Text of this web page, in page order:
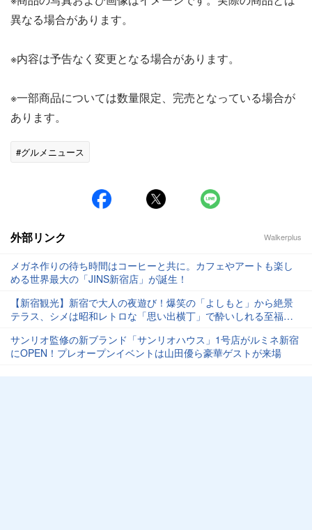
異なる場合があります。
※内容は予告なく変更となる場合があります。
※一部商品については数量限定、完売となっている場合が
あります。
#グルメニュース
外部リンク Walkerplus
メガネ作りの待ち時間はコーヒーと共に。カフェやアートも楽し
める世界最大の「JINS新宿店」が誕生！
【新宿観光】新宿で大人の夜遊び！爆笑の「よしもと」から絶景
テラス、シメは昭和レトロな「思い出横丁」で酔いしれる至福の
サンリオ監修の新ブランド「サンリオハウス」1号店がルミネ新宿
にOPEN！プレオープンイベントは山田優ら豪華ゲストが来場